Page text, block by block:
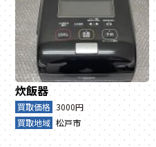
炊飯器
買取価格 3000円
買取地域 松戸市